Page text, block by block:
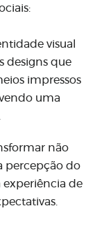
visual
designs que
impressos
uma
não
percepção do
experiência de